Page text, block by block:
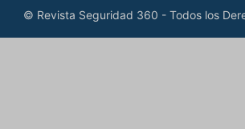
© Revista Seguridad 360 - Todos los